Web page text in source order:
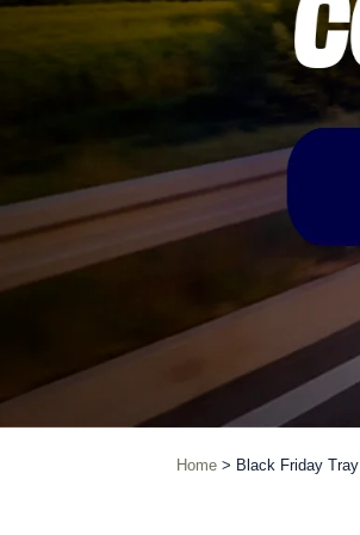
Home Black Friday Tray